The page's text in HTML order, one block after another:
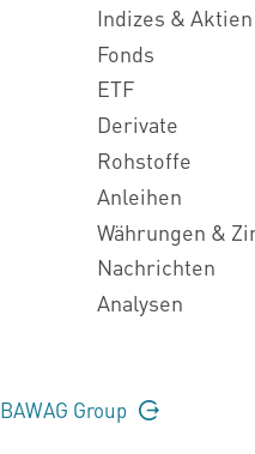
Indizes & Aktien
Fonds
ETF
Derivate
Rohstoffe
Anleihen
Währungen &
Nachrichten
Analysen
BAWAG Group